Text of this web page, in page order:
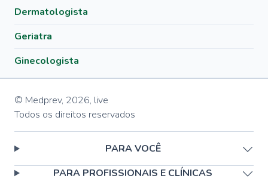
Dermatologista
Geriatra
Ginecologista
© Medprev, 2026, live
Todos os direitos reservados
PARA VOCÊ
PARA PROFISSIONAIS E CLÍNICAS